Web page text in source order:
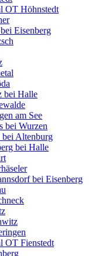
OT Höhnstedt
Eisenberg
bei Halle
am See
bei Wurzen
Altenburg
bei Halle
bei Eisenberg
OT Fienstedt